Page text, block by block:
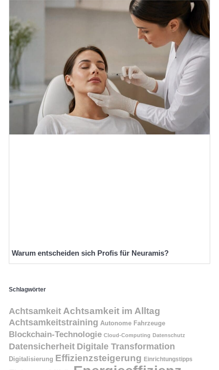
Warum entscheiden sich Profis für Neuramis?
Schlagwörter
AchtsamkeitAchtsamkeit im Alltag
Achtsamkeitstraining Autonome Fahrzeuge
Blockchain-Technologie Cloud-Computing Datenschutz
Datensicherheit Digitale Transformation
Digitalisierung Effizienzsteigerung Einrichtungstipps